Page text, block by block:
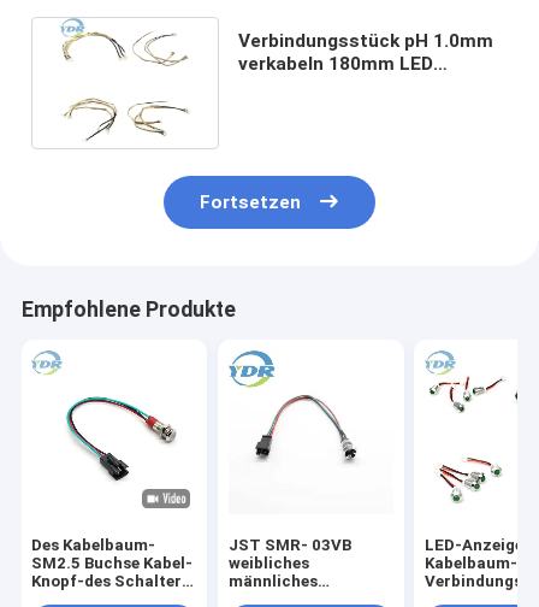
Verbindungsstück pH 1.0mm
verkabeln 180mm LED
Fortsetzen
Empfohlene Produkte
Des Kabelbaum-
SM2.5 Buchse Kabel-
Knopf-des Schalter-
JST SMR- 03VB
weibliches
männliches
LED-
Kabelbaum-